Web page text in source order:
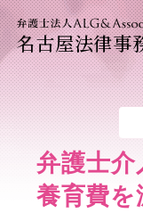
名古屋法律事
弁護士介
養育費